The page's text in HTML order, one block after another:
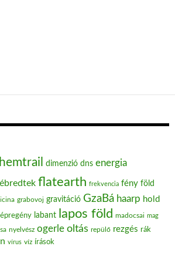
dimenzió dns energia
flatearth frekvencia fény föld
grabovoj gravitáció GzaBá haarp hold
labant lapos föld madocsai mag
nyelvész ogerle oltás repülő rezgés rák
vírus víz írások